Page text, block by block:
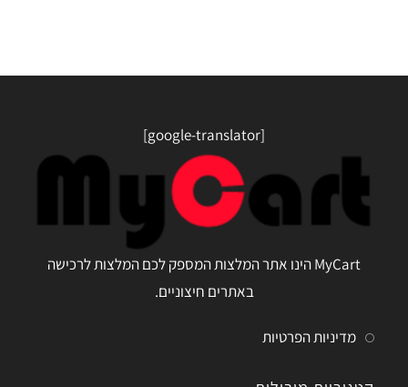
[google-translator]
MyCart הינו אתר המלצות המספק לכם המלצות לרכישה
באתרים חיצוניים.
מדיניות הפרטיות